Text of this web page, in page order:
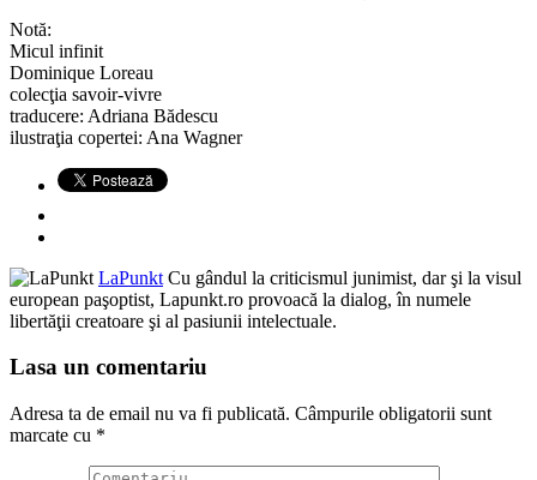
Notă:
Micul infinit
Dominique Loreau
colecţia savoir-vivre
traducere: Adriana Bădescu
ilustraţia copertei: Ana Wagner
LaPunkt Cu gândul la criticismul junimist, dar şi la visul
european paşoptist, Lapunkt.ro provoacă la dialog, în numele
libertăţii creatoare şi al pasiunii intelectuale.
Lasa un comentariu
Adresa ta de email nu va fi publicată. Câmpurile obligatorii sunt
marcate cu *